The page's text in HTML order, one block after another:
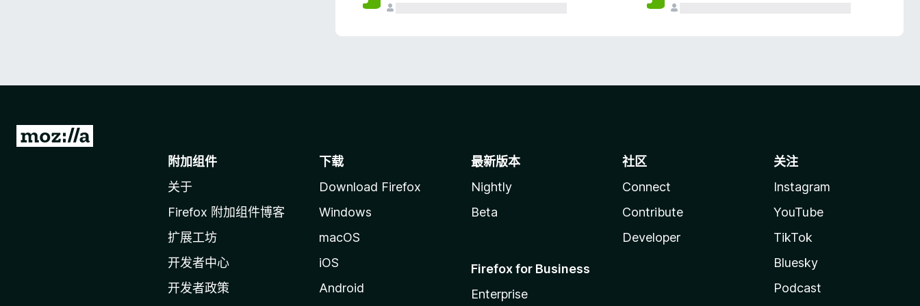
转
附加组件
关于
Firefox 附加组件博客
扩展工坊
开发者中心
开发者政策
下载
Download Firefox
Windows
macOS
iOS
Android
最新版本
Nightly
Beta
Firefox for Business
Enterprise
社区
Connect
Contribute
Developer
关注
Instagram
YouTube
TikTok
Bluesky
Podcast